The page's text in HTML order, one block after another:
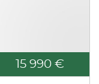
15 990 €